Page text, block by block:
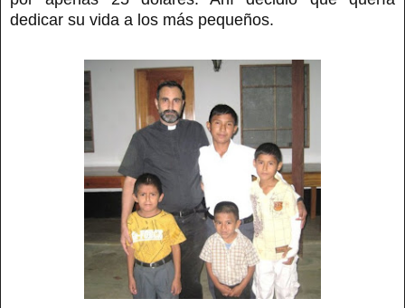
dedicar su vida a los más pequeños.